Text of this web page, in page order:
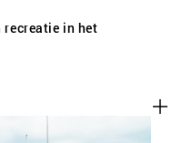
recreatie in het